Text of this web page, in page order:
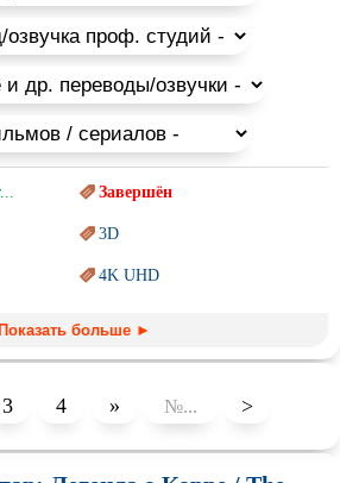
Завершён
3D
4K UHD
PIXAR
Trash (трэш) movies
Показать больше ►
3 4 » >